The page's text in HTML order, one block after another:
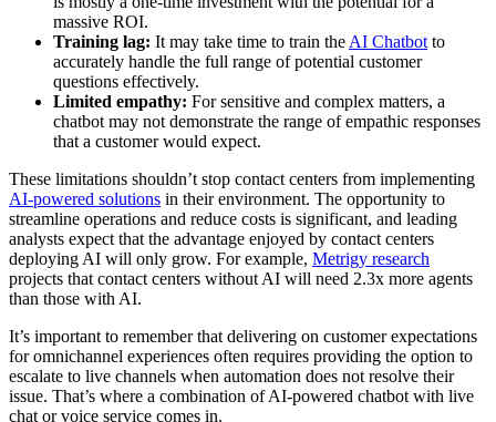
massive ROI.
Training lag: It may take time to train the AI Chatbot to
accurately handle the full range of potential customer
questions effectively.
Limited empathy: For sensitive and complex matters, a
chatbot may not demonstrate the range of empathic responses
that a customer would expect.
These limitations shouldn’t stop contact centers from implementing
AI-powered solutions in their environment. The opportunity to
streamline operations and reduce costs is significant, and leading
analysts expect that the advantage enjoyed by contact centers
deploying AI will only grow. For example, Metrigy research
projects that contact centers without AI will need 2.3x more agents
than those with AI.
It’s important to remember that delivering on customer expectations
for omnichannel experiences often requires providing the option to
escalate to live channels when automation does not resolve their
issue. That’s where a combination of AI-powered chatbot with live
chat or voice service comes in.